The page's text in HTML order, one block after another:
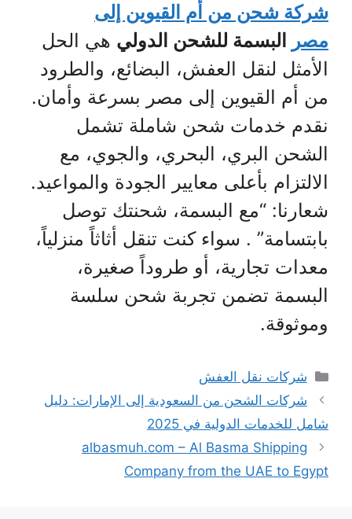
شركة شحن من أم القيوين إلى
مصر
البسمة للشحن الدولي هي الحل
الأمثل لنقل العفش، البضائع، والطرود
من أم القيوين إلى مصر بسرعة وأمان.
نقدم خدمات شحن شاملة تشمل
الشحن البري، البحري، والجوي، مع
الالتزام بأعلى معايير الجودة والمواعيد.
شعارنا: “مع البسمة، شحنتك توصل
بابتسامة” . سواء كنت تنقل أثاثاً منزلياً،
معدات تجارية، أو طروداً صغيرة،
البسمة تضمن تجربة شحن سلسة
وموثوقة.
التصنيفات
شركات نقل العفش
شركات الشحن من السعودية إلى الإمارات: دليل
شامل للخدمات الدولية في 2025
albasmuh.com – Al Basma Shipping
Company from the UAE to Egypt